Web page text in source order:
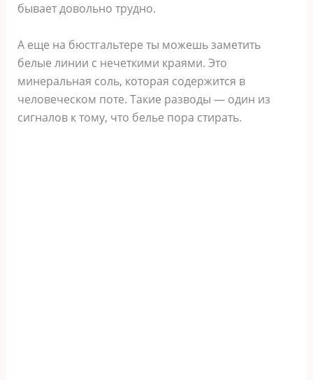
бывает довольно трудно.
А еще на бюстгальтере ты можешь заметить
белые линии с нечеткими краями. Это
минеральная соль, которая содержится в
человеческом поте. Такие разводы — один из
сигналов к тому, что белье пора стирать.